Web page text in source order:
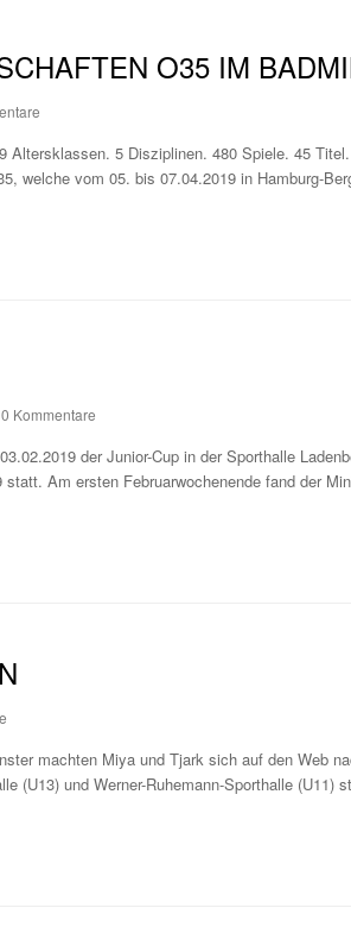
O35 IM
Altersklassen. 5 Disziplinen. 480 Spiele. 45
welche vom 05. bis 07.04.2019 in Hamburg-
0 Kommentare
der Junior-Cup in der Sporthalle
Am ersten Februarwochenende fand der
machten Miya und Tjark sich auf den Web
(U13) und Werner-Ruhemann-Sporthalle (U11)